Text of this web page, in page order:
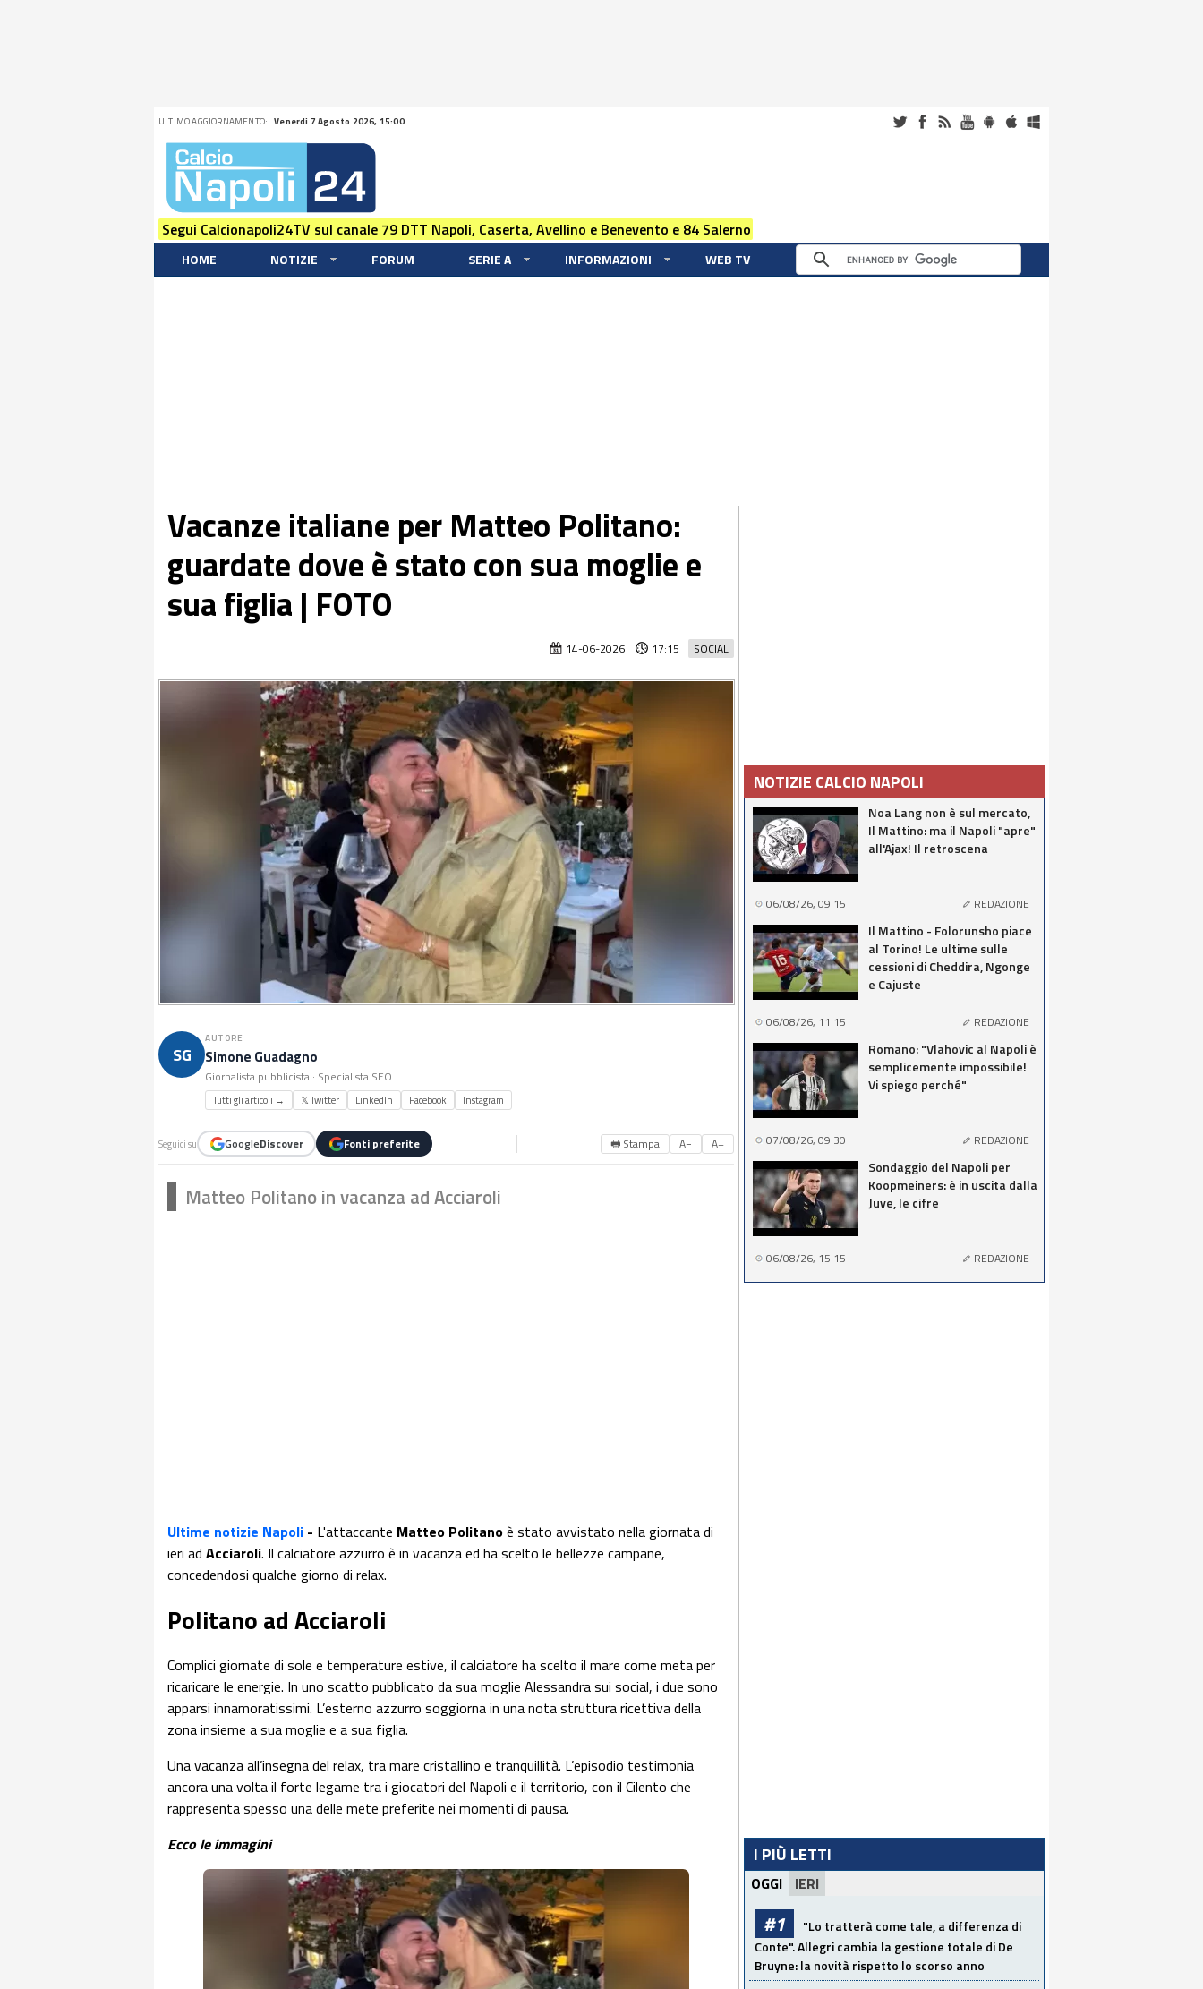
ULTIMO AGGIORNAMENTO: Venerdi 7 Agosto 2026, 15:00
Segui Calcionapoli24TV sul canale 79 DTT Napoli, Caserta, Avellino e Benevento e 84 Salerno
HOME NOTIZIE FORUM SERIE A INFORMAZIONI WEB TV
Vacanze italiane per Matteo Politano:
guardate dove è stato con sua moglie e
sua figlia | FOTO
SOCIAL
14-06-2026 17:15
SG
AUTORE
Simone Guadagno
Giornalista pubblicista · Specialista SEO
Tutti gli articoli → 𝕏 Twitter LinkedIn Facebook Instagram
Seguici su GoogleDiscover Fonti preferite 🖶 Stampa A− A+
Matteo Politano in vacanza ad Acciaroli
Ultime notizie Napoli - L'attaccante Matteo Politanoè stato avvistato nella giornata di
ieri ad Acciaroli. Il calciatore azzurro è in vacanza ed ha scelto le bellezze campane,
concedendosi qualche giorno di relax.
Politano ad Acciaroli
Complici giornate di sole e temperature estive, il calciatore ha scelto il mare come meta per
ricaricare le energie. In uno scatto pubblicato da sua moglie Alessandra sui social, i due sono
apparsi innamoratissimi. L’esterno azzurro soggiorna in una nota struttura ricettiva della
zona insieme a sua moglie e a sua figlia.
Una vacanza all’insegna del relax, tra mare cristallino e tranquillità. L’episodio testimonia
ancora una volta il forte legame tra i giocatori del Napoli e il territorio, con il Cilento che
rappresenta spesso una delle mete preferite nei momenti di pausa.
Ecco le immagini
NOTIZIE CALCIO NAPOLI
Noa Lang non è sul mercato,
Il Mattino: ma il Napoli "apre"
all'Ajax! Il retroscena
06/08/26, 09:15 REDAZIONE
Il Mattino - Folorunsho piace
al Torino! Le ultime sulle
cessioni di Cheddira, Ngonge
e Cajuste
06/08/26, 11:15 REDAZIONE
Romano: "Vlahovic al Napoli è
semplicemente impossibile!
Vi spiego perché"
07/08/26, 09:30 REDAZIONE
Sondaggio del Napoli per
Koopmeiners: è in uscita dalla
Juve, le cifre
06/08/26, 15:15 REDAZIONE
I PIÙ LETTI
OGGI IERI
#1
"Lo tratterà come tale, a differenza di
Conte". Allegri cambia la gestione totale di De
Bruyne: la novità rispetto lo scorso anno